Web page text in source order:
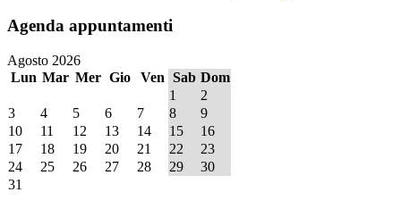
Agenda appuntamenti
Agosto 2026
Lun Mar Mer Gio Ven Sab Dom
1
2
3
4 5 6 7 8
9
10
11 12 13 14 15
16
17
18 19 20 21 22
23
24
25 26 27 28 29
30
31